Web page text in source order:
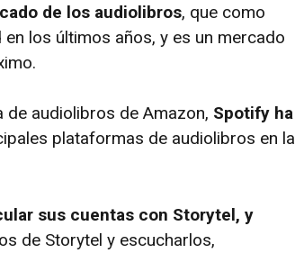
de los audiolibros, que como
los últimos años, y es un mercado
de audiolibros de Amazon, Spotify ha
plataformas de audiolibros en la
sus cuentas con Storytel, y
de Storytel y escucharlos,